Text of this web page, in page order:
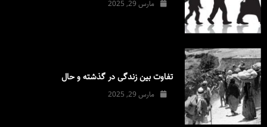
مارس 29, 2025
تفاوت بین زندگی در گذشته و حال
مارس 29, 2025